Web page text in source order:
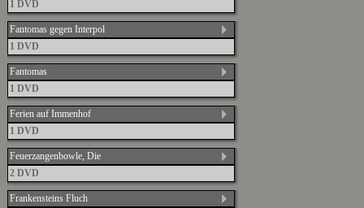
1 DVD
Fantomas gegen Interpol
1 DVD
Fantomas
1 DVD
Ferien auf Immenhof
1 DVD
Feuerzangenbowle, Die
2 DVD
Frankensteins Fluch